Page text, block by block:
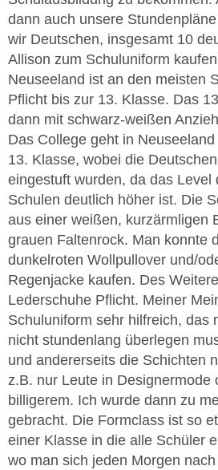
dann auch unsere
wir Deutschen, insgesamt 10
Allison zum Schuluniform
Neuseeland ist an den meisten
Pflicht bis zur 13. Klasse. Das
dann mit schwarz-weißen
Das College geht in
13. Klasse, wobei die
eingestuft wurden, da das Level
Schulen deutlich höher ist. Die
aus einer weißen, kurzärmligen
grauen Faltenrock. Man konnte
dunkelroten Wollpullover und/
Regenjacke kaufen. Des
Lederschuhe Pflicht. Meiner
Schuluniform sehr hilfreich, das
nicht stundenlang überlegen
und andererseits die Schichten
z.B. nur Leute in Designermode
billigerem. Ich wurde dann zu
gebracht. Die Formclass ist so
einer Klasse in die alle Schüler
wo man sich jeden Morgen